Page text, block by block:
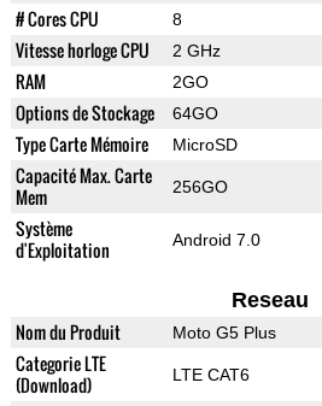
# Cores CPU 8
Vitesse horloge CPU 2 GHz
RAM 2GO
Options de Stockage 64GO
Type Carte Mémoire MicroSD
Capacité Max. Carte
Mem
256GO
Système
d'Exploitation
Android 7.0
Reseau
Nom du Produit Moto G5 Plus
Categorie LTE
(Download)
LTE CAT6